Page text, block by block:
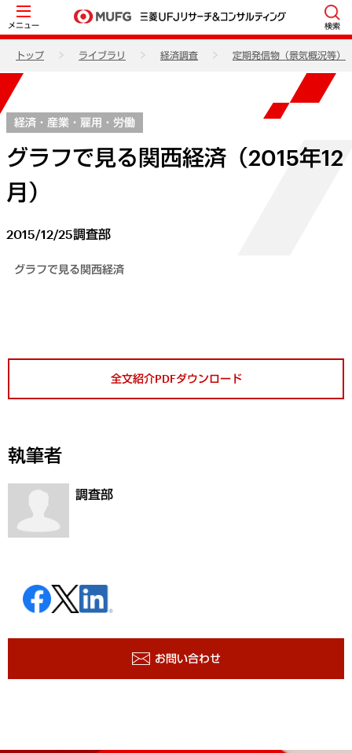
メニュー 検索
トップ ライブラリ 経済調査 定期発信物（景気概況等）
経済・産業・雇用・労働
グラフで見る関西経済（2015年12
月）
2015/12/25調査部
グラフで見る関西経済
全文紹介PDFダウンロード
執筆者
調査部
お問い合わせ